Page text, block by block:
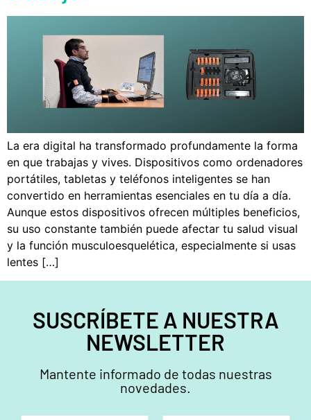
La era digital ha transformado profundamente la forma
en que trabajas y vives. Dispositivos como ordenadores
portátiles, tabletas y teléfonos inteligentes se han
convertido en herramientas esenciales en tu día a día.
Aunque estos dispositivos ofrecen múltiples beneficios,
su uso constante también puede afectar tu salud visual
y la función musculoesquelética, especialmente si usas
lentes […]
SUSCRÍBETE A NUESTRA
NEWSLETTER
Mantente informado de todas nuestras
novedades.
Por favor, deja este campo vacío.